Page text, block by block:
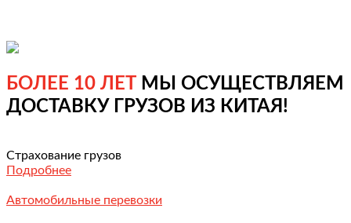
БОЛЕЕ 10 ЛЕТ МЫ ОСУЩЕСТВЛЯЕМ
ДОСТАВКУ ГРУЗОВ ИЗ КИТАЯ!
Страхование грузов
Подробнее
Автомобильные перевозки